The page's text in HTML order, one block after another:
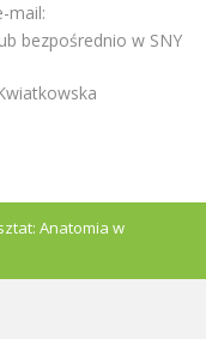
mail:
bezpośrednio w SNY
Anatomia w